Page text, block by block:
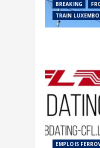
BREAKING
TRAIN
EMPLOIS